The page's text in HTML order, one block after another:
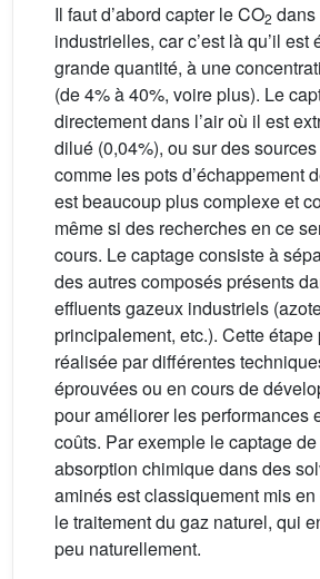
Il faut d’abord capter le CO2
industrielles, car c’est là qu’il est
grande quantité, à une
(de 4% à 40%, voire plus). Le
directement dans l’air où il est
dilué (0,04%), ou sur des
comme les pots d’échappement
est beaucoup plus complexe et
même si des recherches en ce
cours. Le captage consiste à
des autres composés présents
effluents gazeux industriels
principalement, etc.). Cette étape
réalisée par différentes
éprouvées ou en cours de
pour améliorer les performances
coûts. Par exemple le captage
absorption chimique dans des
aminés est classiquement mis
le traitement du gaz naturel, qui
peu naturellement.